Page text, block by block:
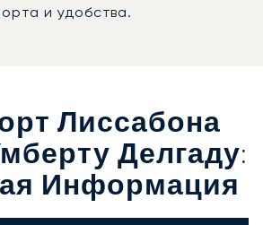
и удобства.
Лиссабона
Делгаду:
Информация